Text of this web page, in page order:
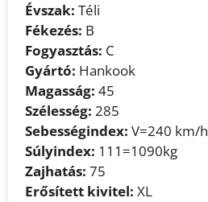
Évszak: Téli
Fékezés: B
Fogyasztás: C
Gyártó: Hankook
Magasság: 45
Szélesség: 285
Sebességindex: V=240 km/h
Súlyindex: 111=1090kg
Zajhatás: 75
Erősített kivitel: XL